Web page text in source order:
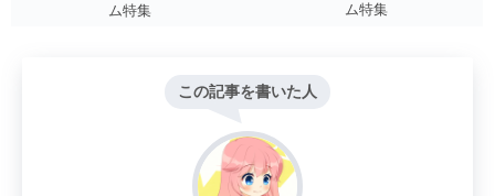
ム特集
ム特集
この記事を書いた人